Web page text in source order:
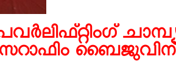
ബൈജുവിന്